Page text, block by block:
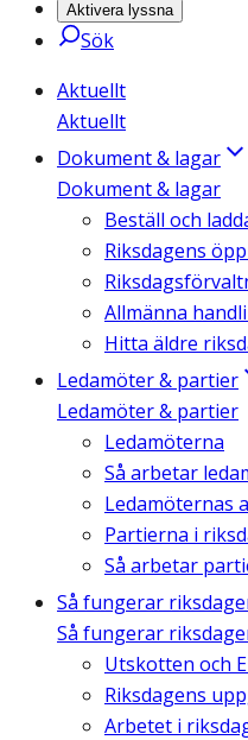
Aktivera lyssna
Sök
Aktuellt
Aktuellt
Dokument & lagar
Dokument & lagar
Beställ och
Riksdagens
Allmänna
Hitta äldre
Ledamöter & partier
Ledamöter & partier
Ledamöterna
Så arbetar
Ledamöternas
Partierna i
Så arbetar
Så fungerar
Så fungerar
Utskotten och
Riksdagens
Arbetet i